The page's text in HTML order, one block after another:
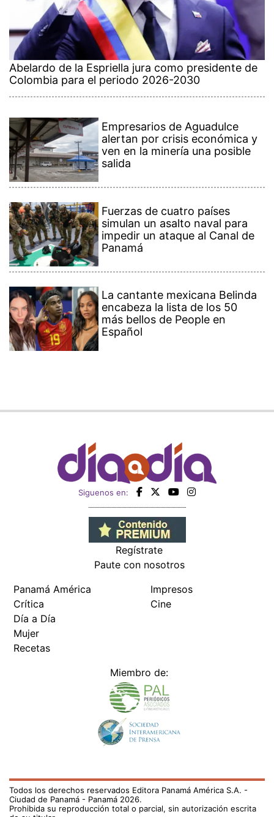
Abelardo de la Espriella jura como presidente de
Colombia para el periodo 2026-2030
Empresarios de Aguadulce
alertan por crisis económica y
ven en la minería una posible
salida
Fuerzas de cuatro países
simulan un asalto naval para
impedir un ataque al Canal de
Panamá
La cantante mexicana Belinda
encabeza la lista de los 50
más bellos de People en
Español
Siguenos en:
Regístrate
Paute con nosotros
Panamá América
Crítica
Día a Día
Mujer
Recetas
Impresos
Cine
Miembro de:
Todos los derechos reservados Editora Panamá América S.A. -
Ciudad de Panamá - Panamá 2026.
Prohibida su reproducción total o parcial, sin autorización escrita